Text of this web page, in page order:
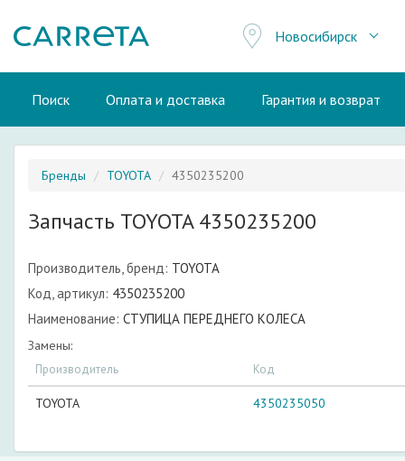
Новосибирск
Поиск Оплата и доставка Гарантия и возврат
Бренды TOYOTA 4350235200
Запчасть TOYOTA 4350235200
Производитель, бренд: TOYOTA
Код, артикул: 4350235200
Наименование: СТУПИЦА ПЕРЕДНЕГО КОЛЕСА
Замены:
Производитель Код
TOYOTA 4350235050